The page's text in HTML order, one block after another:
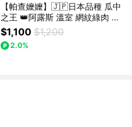
【帕查嬤嬤】🇯🇵日本品種 瓜中
之王 👑阿露斯 溫室 網紋綠肉 哈
密瓜禮盒🍈🎁｜阿露斯哈密瓜禮
盒
$1,100 $1,200
2.0%